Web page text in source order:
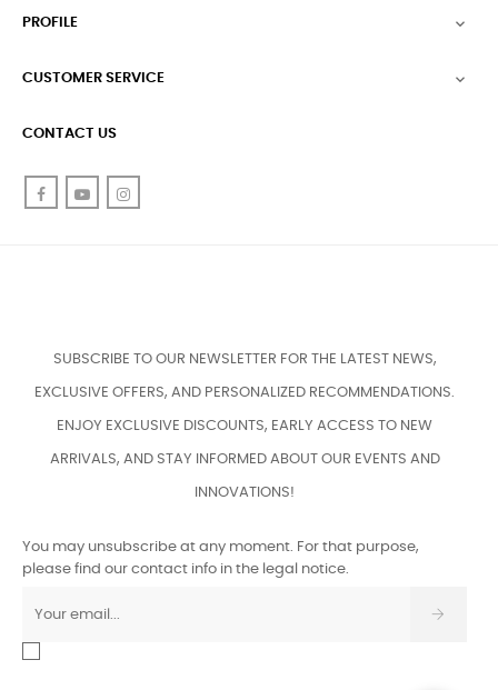
PROFILE 
CUSTOMER SERVICE 
CONTACT US
FacebookYouTube
SUBSCRIBE TO OUR NEWSLETTER FOR THE LATEST NEWS,
EXCLUSIVE OFFERS, AND PERSONALIZED RECOMMENDATIONS.
ENJOY EXCLUSIVE DISCOUNTS, EARLY ACCESS TO NEW
ARRIVALS, AND STAY INFORMED ABOUT OUR EVENTS AND
INNOVATIONS!
You may unsubscribe at any moment. For that purpose,
please find our contact info in the legal notice.